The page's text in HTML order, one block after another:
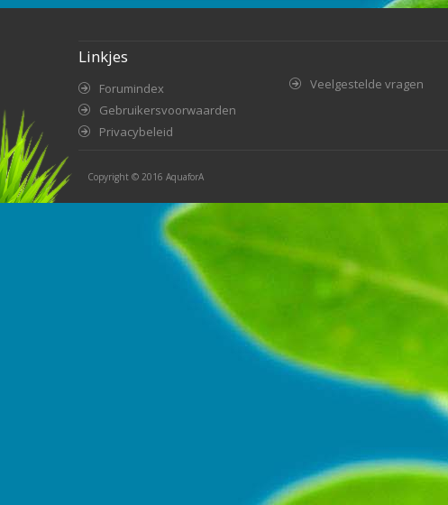
Linkjes
Forumindex
Gebruikersvoorwaarden
Privacybeleid
Veelgestelde vragen
Copyright © 2016 AquaforA